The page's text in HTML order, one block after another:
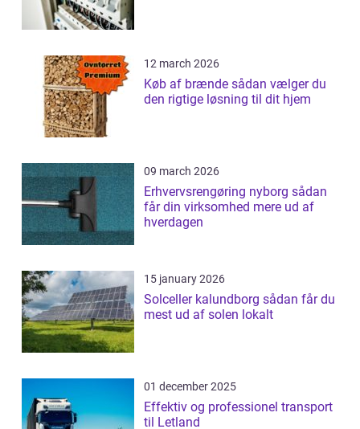
12 march 2026
Køb af brænde sådan vælger du
den rigtige løsning til dit hjem
09 march 2026
Erhvervsrengøring nyborg sådan
får din virksomhed mere ud af
hverdagen
15 january 2026
Solceller kalundborg sådan får du
mest ud af solen lokalt
01 december 2025
Effektiv og professionel transport
til Letland